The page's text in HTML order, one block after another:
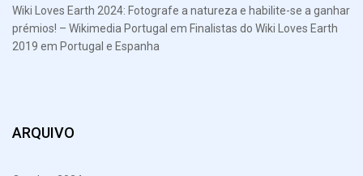
Wiki Loves Earth 2024: Fotografe a natureza e habilite-se a ganhar
prémios! – Wikimedia Portugal em Finalistas do Wiki Loves Earth
2019 em Portugal e Espanha
ARQUIVO